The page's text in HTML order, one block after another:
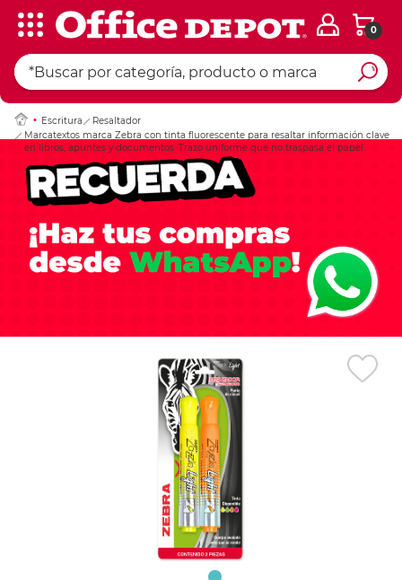
0
Escritura
Resaltador
Marcatextos marca Zebra con tinta fluorescente para resaltar información clave
en libros, apuntes y documentos. Trazo uniforme que no traspasa el papel.
Ingresar Codigo